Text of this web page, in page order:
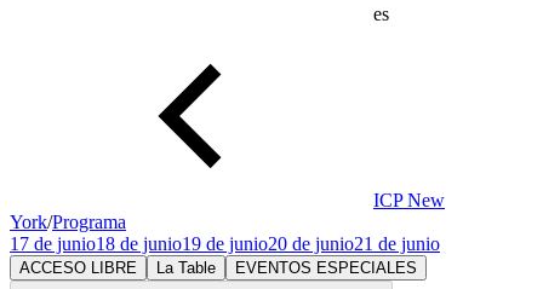
es
ICP New
York/Programa
17 de junio18 de junio19 de junio20 de junio21 de junio
ACCESO LIBRE La Table EVENTOS ESPECIALES